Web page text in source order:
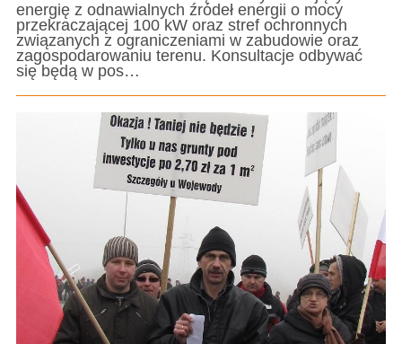
energię z odnawialnych źródeł energii o mocy
przekraczającej 100 kW oraz stref ochronnych
związanych z ograniczeniami w zabudowie oraz
zagospodarowaniu terenu. Konsultacje odbywać
się będą w pos…